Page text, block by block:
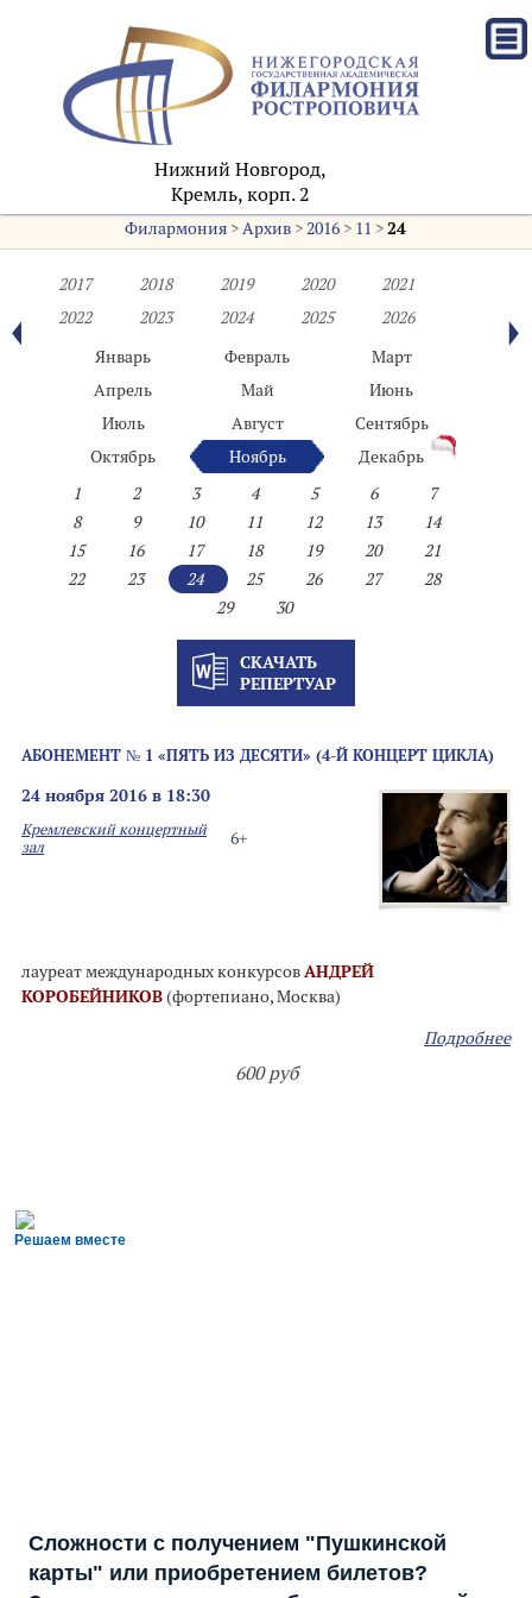
Нижний Новгород,
Кремль, корп. 2
Филармония >Архив >2016 > 11 >24
2017 2018 2019 2020
2021
2022
2023 2024 2025
2026
Январь
Февраль
Март
Апрель
Май
Июнь
Июль
Август
Сентябрь
Октябрь
Ноябрь
Декабрь
1
2 3 4 5 6
7
8
9 10 11 12 13
14
15
16 17 18 19 20
21
22
23 24 25 26 27
28
29
30
СКАЧАТЬ
РЕПЕРТУАР
АБОНЕМЕНТ № 1 «ПЯТЬ ИЗ ДЕСЯТИ» (4-Й КОНЦЕРТ ЦИКЛА)
24 ноября 2016 в 18:30
6+
Кремлевский концертный
зал
лауреат международных конкурсовАНДРЕЙ
КОРОБЕЙНИКОВ(фортепиано, Москва)
Подробнее
600 руб
Решаем вместе
Сложности с получением "Пушкинской
карты" или приобретением билетов?